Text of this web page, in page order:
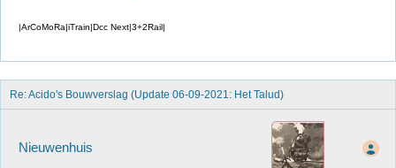
|ArCoMoRa|iTrain|Dcc Next|3+2Rail|
Re: Acido's Bouwverslag (Update 06-09-2021: Het Talud)
Nieuwenhuis